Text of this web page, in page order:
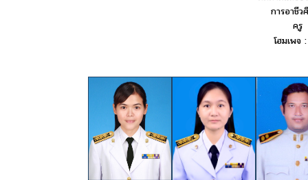
การอาชีว
ครู
โฮมเพจ